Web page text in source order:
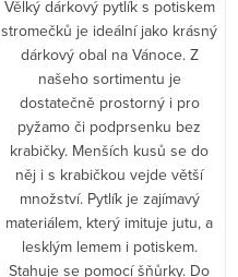
Vělký dárkový pytlík s potiskem
stromečků je ideální jako krásný
dárkový obal na Vánoce. Z
našeho sortimentu je
dostatečně prostorný i pro
pyžamo či podprsenku bez
krabičky. Menších kusů se do
něj i s krabičkou vejde větší
množství. Pytlík je zajímavý
materiálem, který imituje jutu, a
lesklým lemem i potiskem.
Stahuje se pomocí šňůrky. Do